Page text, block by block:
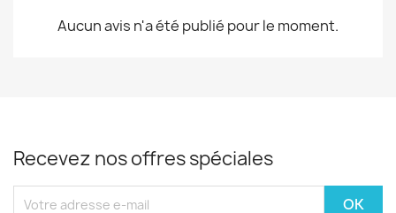
Aucun avis n'a été publié pour le moment.
Recevez nos offres spéciales